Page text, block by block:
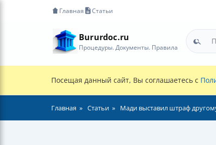
Главная Статьи
Bururdoc.ru
Процедуры. Документы. Правила
Посещая данный сайт, Вы соглашаетесь с
Главная Статьи Мади выставил штраф